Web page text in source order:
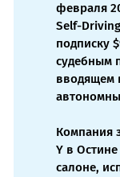
февраля
Self-
подписку
судебным
вводящем
Компания
Y в
салоне,